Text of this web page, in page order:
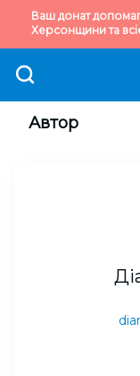
Ваш донат
Херсонщини та
Автор